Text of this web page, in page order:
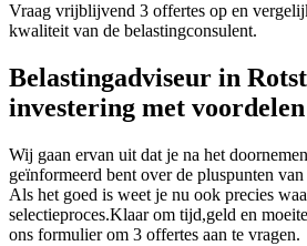
Vraag vrijblijvend 3 offertes op en
kwaliteit van de belastingconsulent.
Belastingadviseur in
investering met voordelen
Wij gaan ervan uit dat je na het
geïnformeerd bent over de pluspunten
Als het goed is weet je nu ook precies
selectieproces.Klaar om tijd,geld en
ons formulier om 3 offertes aan te vragen.